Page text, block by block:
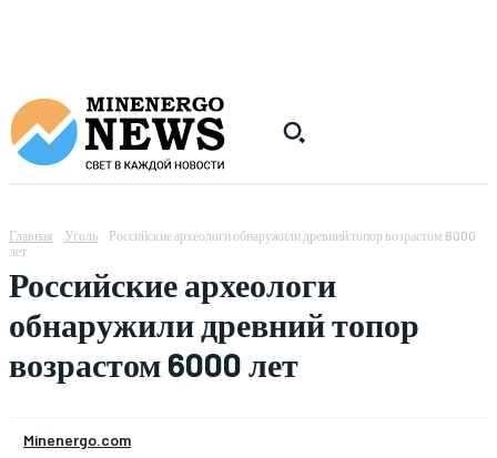
Главная Уголь
Российские археологи обнаружили древний топор возрастом 6000
лет
Российские археологи
обнаружили древний топор
возрастом 6000 лет
Minenergo.com